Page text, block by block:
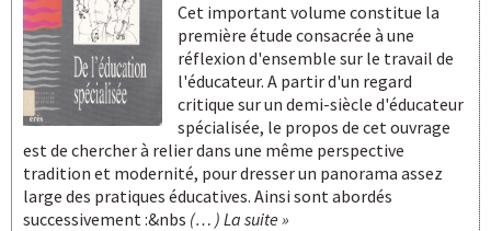
Cet important volume constitue la
première étude consacrée à une
réflexion d'ensemble sur le travail de
l'éducateur. A partir d'un regard
critique sur un demi-siècle d'éducateur
spécialisée, le propos de cet ouvrage
est de chercher à relier dans une même perspective
tradition et modernité, pour dresser un panorama assez
large des pratiques éducatives. Ainsi sont abordés
successivement :&nbs (… ) La suite »